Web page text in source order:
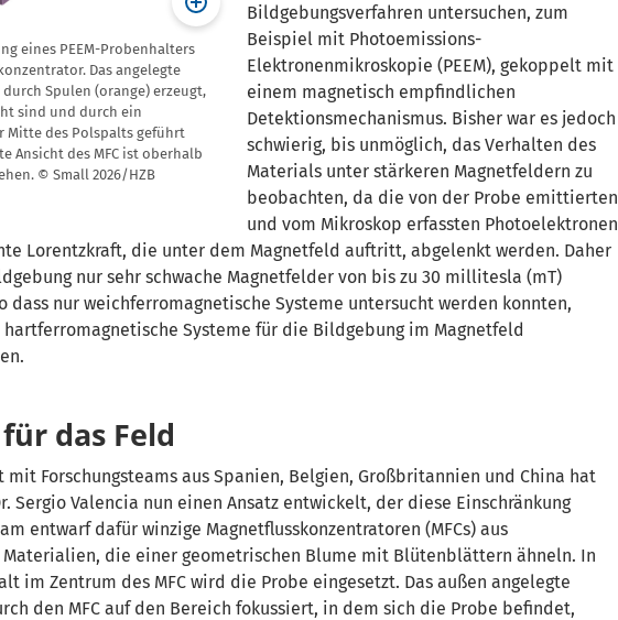
eines PEEM-Probenhalters
Das angelegte
Spulen (orange) erzeugt,
sind und durch ein
Mitte des Polspalts geführt
Ansicht des MFC ist oberhalb
© Small 2026/HZB
Bildgebungsverfahren untersuchen, zum
Beispiel mit Photoemissions-
Elektronenmikroskopie (PEEM), gekoppelt mit
einem magnetisch empfindlichen
Detektionsmechanismus. Bisher war es jedoch
schwierig, bis unmöglich, das Verhalten des
Materials unter stärkeren Magnetfeldern zu
beobachten, da die von der Probe emittierten
und vom Mikroskop erfassten Photoelektronen
Lorentzkraft, die unter dem Magnetfeld auftritt, abgelenkt werden. Daher
nur sehr schwache Magnetfelder von bis zu 30 millitesla (mT)
dass nur weichferromagnetische Systeme untersucht werden konnten,
Systeme für die Bildgebung im Magnetfeld
das Feld
mit Forschungsteams aus Spanien, Belgien, Großbritannien und China hat
Sergio Valencia nun einen Ansatz entwickelt, der diese Einschränkung
entwarf dafür winzige Magnetflusskonzentratoren (MFCs) aus
die einer geometrischen Blume mit Blütenblättern ähneln. In
im Zentrum des MFC wird die Probe eingesetzt. Das außen angelegte
den MFC auf den Bereich fokussiert, in dem sich die Probe befindet,